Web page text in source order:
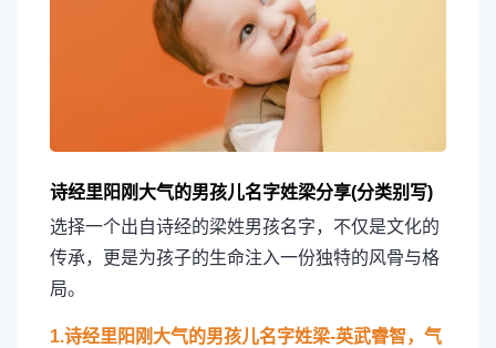
诗经里阳刚大气的男孩儿名字姓梁分享(分类别写)
选择一个出自诗经的梁姓男孩名字，不仅是文化的
传承，更是为孩子的生命注入一份独特的风骨与格
局。
1.诗经里阳刚大气的男孩儿名字姓梁-英武睿智，气